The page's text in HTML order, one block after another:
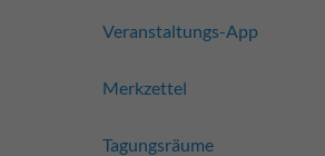
Veranstaltungs-App
Merkzettel
Tagungsräume